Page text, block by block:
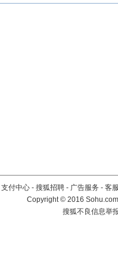
支付中心 - 搜狐招聘 - 广告服务 - 客
Copyright©2016
搜狐不良信息举